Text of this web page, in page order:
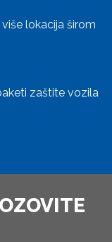
lokacija širom
zaštite vozila